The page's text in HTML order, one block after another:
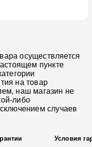
осуществляется
пункте
на товар
наш магазин не
либо
случаев
Условия